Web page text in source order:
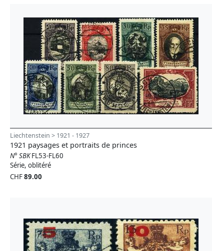
Liechtenstein > 1921 - 1927
1921 paysages et portraits de princes
N° SBKFL53-FL60
Série, oblitéré
CHF89.00